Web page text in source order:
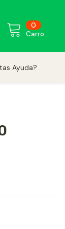
0 0
Carro
Ayuda?